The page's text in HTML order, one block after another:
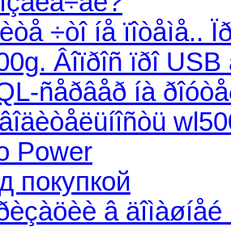
÷òî íå ïîòåìå..
Âîïðîñ ïðî USB
ñåðâåð íà
Power
покупкой
â äîìàøíåé